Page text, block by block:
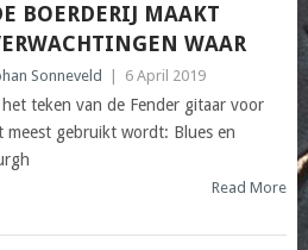
BOERDERIJ MAAKT
WAAR
Sonneveld 6 April 2019
teken van de Fender gitaar voor
meest gebruikt wordt: Blues en
Read More